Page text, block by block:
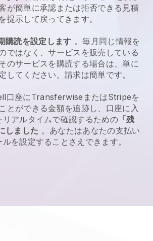
が簡単に承認または拒否できる見積
提示して戻ってきます。
購読を設定します 。毎月同じ情報を
ではなく、サービスを販売している
のサービスを購読する場合は、単に
してください。請求は簡単です。
口座にTransferwiseまたはStripeを
とができる金額を追跡し、口座に入
アルタイムで確認するための 「残
しました 。あなたはあなたの支払い
を設定することさえできます。